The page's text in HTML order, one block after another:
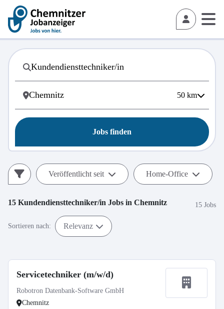
50 km
Jobs finden
Veröffentlicht seit Home-Office
15 Kundendiensttechniker/in Jobs in Chemnitz 15 Jobs
Sortieren nach: Relevanz
Servicetechniker (m/w/d)
Robotron Datenbank-Software GmbH
Chemnitz